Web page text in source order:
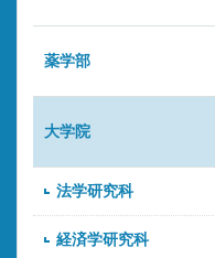
薬学部
大学院
法学研究科
経済学研究科